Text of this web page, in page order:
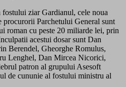
ziar Gardianul, cele noua
procurorii Parchetului General sunt
roman cu peste 20 miliarde lei, prin
acestui dosar sunt Dan
Berendel, Gheorghe Romulus,
Lenghel, Dan Mircea Nicorici,
patron al grupului Asesoft
de cununie al fostului ministru al